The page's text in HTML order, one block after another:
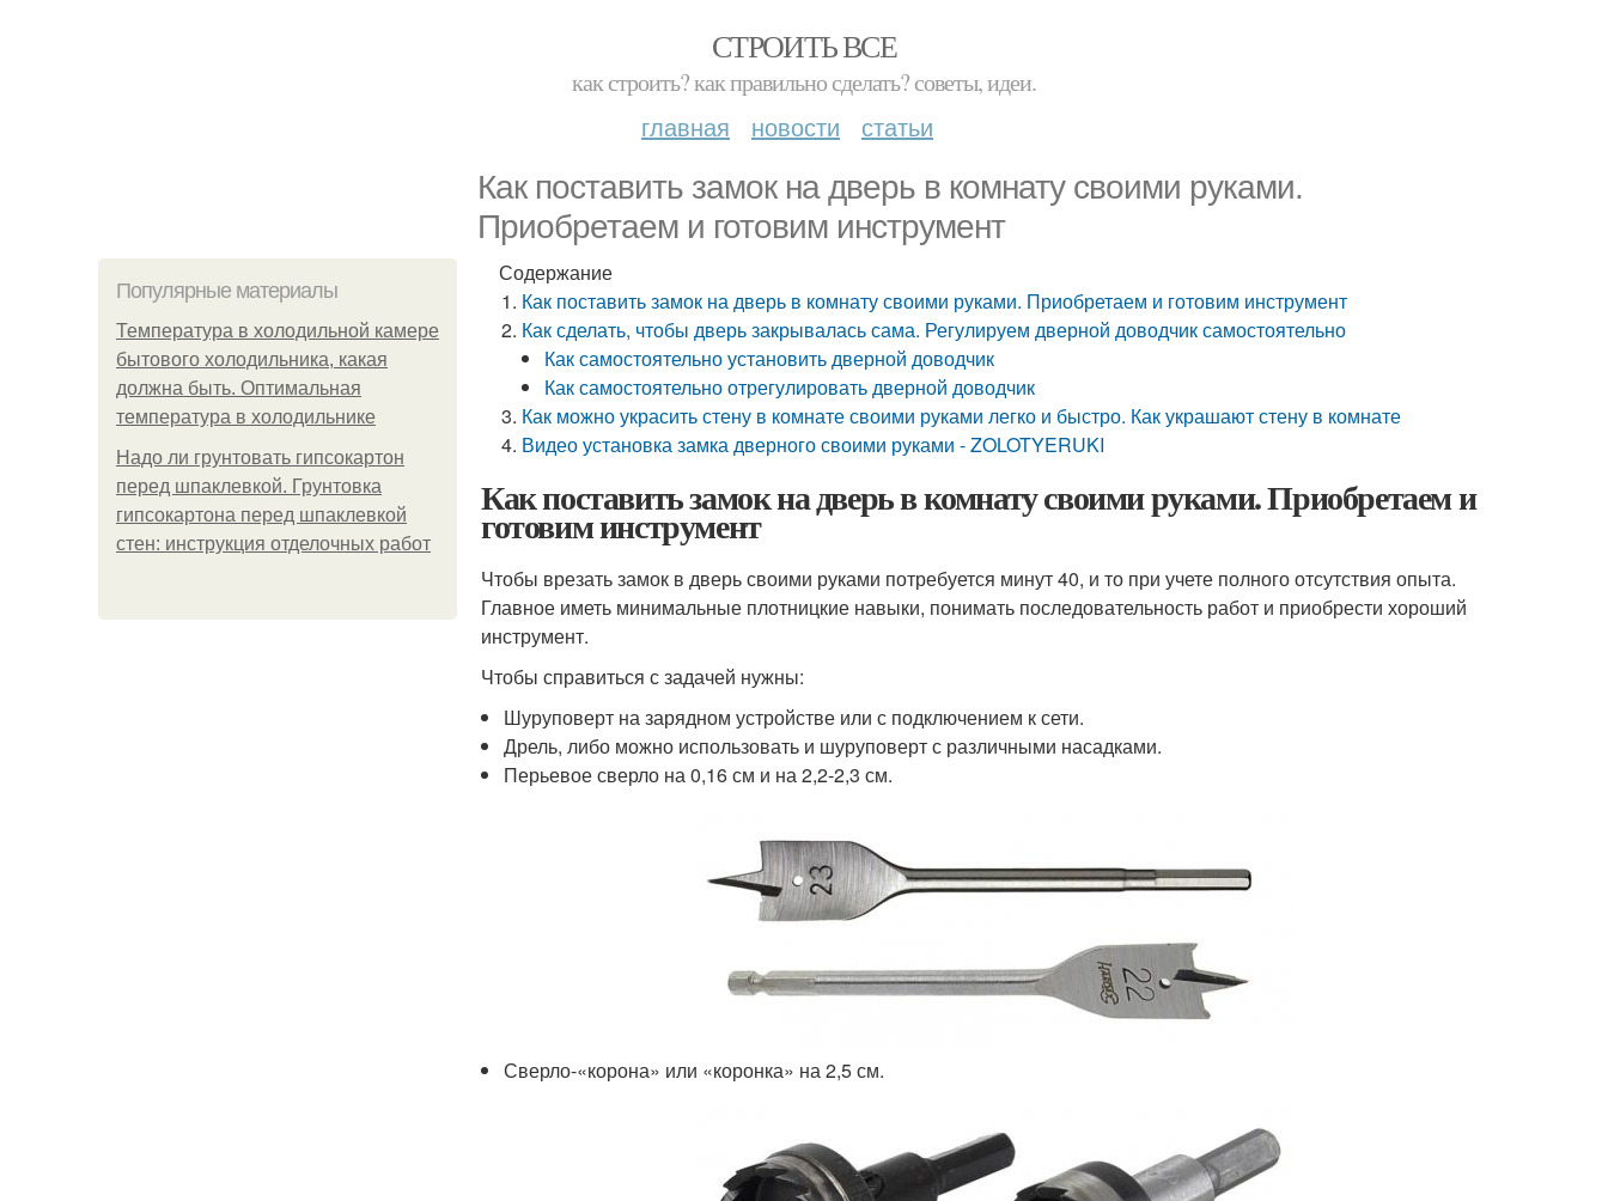
СТРОИТЬ ВСЕ
как строить? как правильно сделать? советы, идеи.
главная новости статьи
Как поставить замок на дверь в комнату своими руками.
Приобретаем и готовим инструмент
Популярные материалы
Температура в холодильной камере
бытового холодильника, какая
должна быть. Оптимальная
температура в холодильнике
Надо ли грунтовать гипсокартон
перед шпаклевкой. Грунтовка
гипсокартона перед шпаклевкой
стен: инструкция отделочных работ
Содержание
Как поставить замок на дверь в комнату своими руками. Приобретаем и готовим инструмент
Как сделать, чтобы дверь закрывалась сама. Регулируем дверной доводчик самостоятельно
Как самостоятельно установить дверной доводчик
Как самостоятельно отрегулировать дверной доводчик
Как можно украсить стену в комнате своими руками легко и быстро. Как украшают стену в комнате
Видео установка замка дверного своими руками - ZOLOTYERUKI
Как поставить замок на дверь в комнату своими руками. Приобретаем и
готовим инструмент
Чтобы врезать замок в дверь своими руками потребуется минут 40, и то при учете полного отсутствия опыта.
Главное иметь минимальные плотницкие навыки, понимать последовательность работ и приобрести хороший
инструмент.
Чтобы справиться с задачей нужны:
Шуруповерт на зарядном устройстве или с подключением к сети.
Дрель, либо можно использовать и шуруповерт с различными насадками.
Перьевое сверло на 0,16 см и на 2,2-2,3 см.
Сверло-«корона» или «коронка» на 2,5 см.